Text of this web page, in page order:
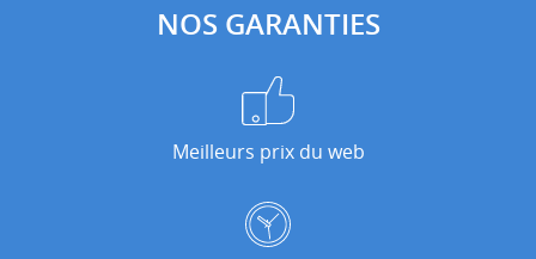
NOS GARANTIES
Meilleurs prix du web